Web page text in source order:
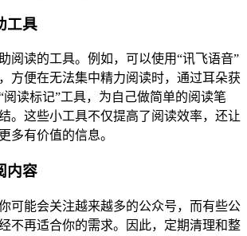
工具
阅读的工具。例如，可以使用“讯飞语音”
方便在无法集中精力阅读时，通过耳朵获
读标记”工具，为自己做简单的阅读笔
。这些小工具不仅提高了阅读效率，还让
多有价值的信息。
内容
可能会关注越来越多的公众号，而有些公
不再适合你的需求。因此，定期清理和整